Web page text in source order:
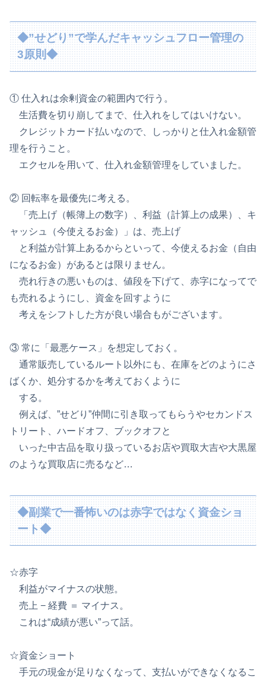
◆”せどり”で学んだキャッシュフロー管理の
3原則◆
① 仕入れは余剰資金の範囲内で行う。
生活費を切り崩してまで、仕入れをしてはいけない。
クレジットカード払いなので、しっかりと仕入れ金額管
理を行うこと。
エクセルを用いて、仕入れ金額管理をしていました。
② 回転率を最優先に考える。
「売上げ（帳簿上の数字）、利益（計算上の成果）、キ
ャッシュ（今使えるお金）」は、売上げ
と利益が計算上あるからといって、今使えるお金（自由
になるお金）があるとは限りません。
売れ行きの悪いものは、値段を下げて、赤字になってで
も売れるようにし、資金を回すように
考えをシフトした方が良い場合もがございます。
③ 常に「最悪ケース」を想定しておく。
通常販売しているルート以外にも、在庫をどのようにさ
ばくか、処分するかを考えておくように
する。
例えば、”せどり”仲間に引き取ってもらうやセカンドス
トリート、ハードオフ、ブックオフと
いった中古品を取り扱っているお店や買取大吉や大黒屋
のような買取店に売るなど…
◆副業で一番怖いのは赤字ではなく資金ショ
ート◆
☆赤字
利益がマイナスの状態。
売上 − 経費 ＝ マイナス。
これは“成績が悪い”って話。
☆資金ショート
手元の現金が足りなくなって、支払いができなくなるこ